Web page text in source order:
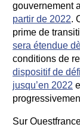
gouvernement
partir de 2022.
prime de
sera étendue
conditions de
dispositif de
jusqu’en 2022
Sur